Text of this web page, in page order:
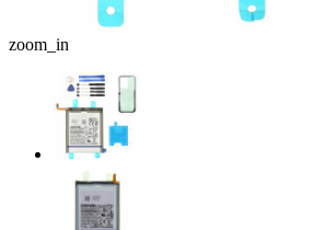
zoom_in